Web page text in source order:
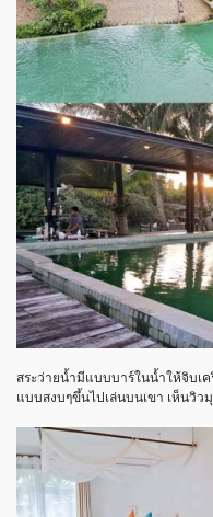
สระว่ายน้ำมีแบบบาร์ในน้ำให้จิบเ
แบบสงบๆขึ้นไปเล่นบนเขา เห็นวิว